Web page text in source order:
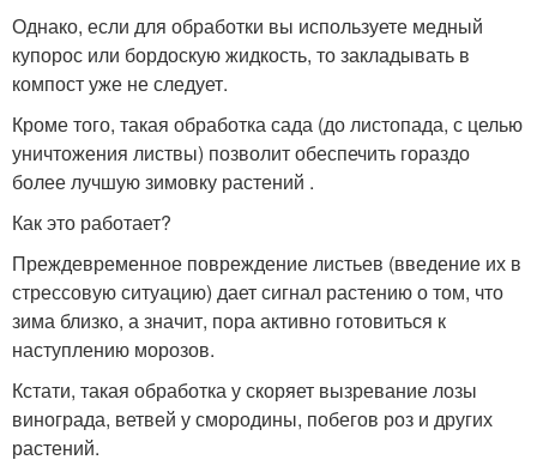
Однако, если для обработки вы используете медный
купорос или бордоскую жидкость, то закладывать в
компост уже не следует.
Кроме того, такая обработка сада (до листопада, с целью
уничтожения листвы) позволит обеспечить гораздо
более лучшую зимовку растений .
Как это работает?
Преждевременное повреждение листьев (введение их в
стрессовую ситуацию) дает сигнал растению о том, что
зима близко, а значит, пора активно готовиться к
наступлению морозов.
Кстати, такая обработка у скоряет вызревание лозы
винограда, ветвей у смородины, побегов роз и других
растений.